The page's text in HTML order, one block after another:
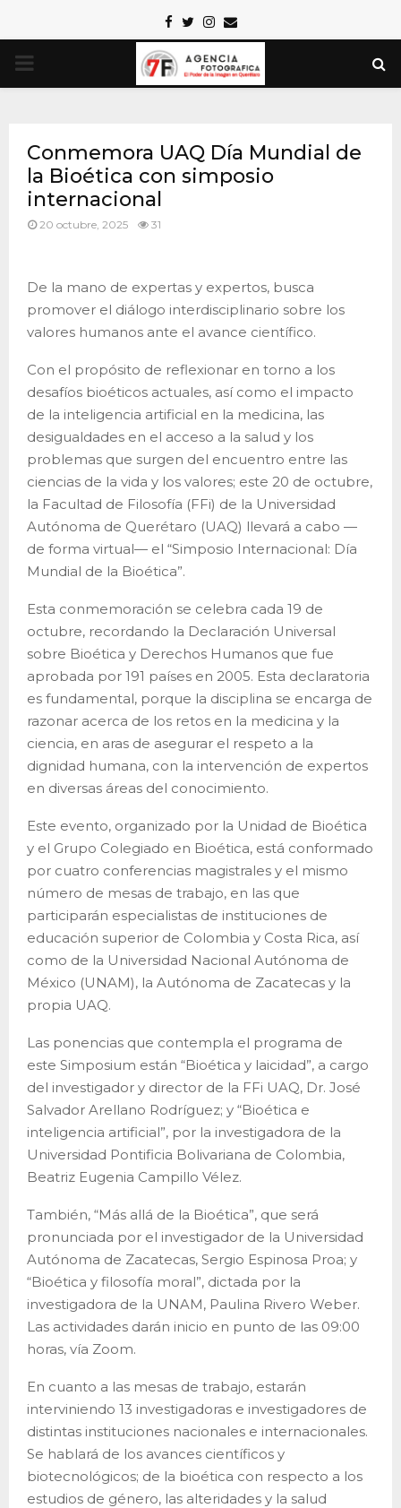
Facebook
TwitterInstagram
Email
PRIMARY
Conmemora UAQ Día Mundial de
la Bioética con simposio
internacional
20 octubre, 2025 31
De la mano de expertas y expertos, busca
promover el diálogo interdisciplinario sobre los
valores humanos ante el avance científico.
Con el propósito de reflexionar en torno a los
desafíos bioéticos actuales, así como el impacto
de la inteligencia artificial en la medicina, las
desigualdades en el acceso a la salud y los
problemas que surgen del encuentro entre las
ciencias de la vida y los valores; este 20 de octubre,
la Facultad de Filosofía (FFi) de la Universidad
Autónoma de Querétaro (UAQ) llevará a cabo —
de forma virtual— el “Simposio Internacional: Día
Mundial de la Bioética”.
Esta conmemoración se celebra cada 19 de
octubre, recordando la Declaración Universal
sobre Bioética y Derechos Humanos que fue
aprobada por 191 países en 2005. Esta declaratoria
es fundamental, porque la disciplina se encarga de
razonar acerca de los retos en la medicina y la
ciencia, en aras de asegurar el respeto a la
dignidad humana, con la intervención de expertos
en diversas áreas del conocimiento.
Este evento, organizado por la Unidad de Bioética
y el Grupo Colegiado en Bioética, está conformado
por cuatro conferencias magistrales y el mismo
número de mesas de trabajo, en las que
participarán especialistas de instituciones de
educación superior de Colombia y Costa Rica, así
como de la Universidad Nacional Autónoma de
México (UNAM), la Autónoma de Zacatecas y la
propia UAQ.
Las ponencias que contempla el programa de
este Simposium están “Bioética y laicidad”, a cargo
del investigador y director de la FFi UAQ, Dr. José
Salvador Arellano Rodríguez; y “Bioética e
inteligencia artificial”, por la investigadora de la
Universidad Pontificia Bolivariana de Colombia,
Beatriz Eugenia Campillo Vélez.
También, “Más allá de la Bioética”, que será
pronunciada por el investigador de la Universidad
Autónoma de Zacatecas, Sergio Espinosa Proa; y
“Bioética y filosofía moral”, dictada por la
investigadora de la UNAM, Paulina Rivero Weber.
Las actividades darán inicio en punto de las 09:00
horas, vía Zoom.
En cuanto a las mesas de trabajo, estarán
interviniendo 13 investigadoras e investigadores de
distintas instituciones nacionales e internacionales.
Se hablará de los avances científicos y
biotecnológicos; de la bioética con respecto a los
estudios de género, las alteridades y la salud